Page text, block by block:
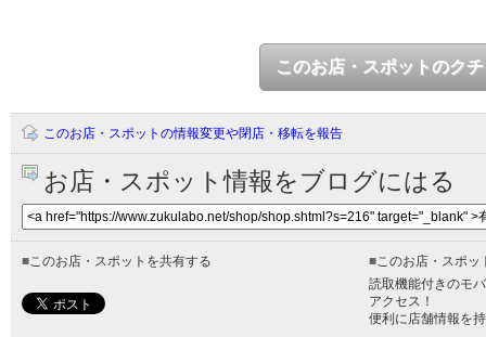
このお店・スポットのク
このお店・スポットの情報変更や閉店・移転を報告
お店・スポット情報をブログにはる
■このお店・スポットを共有する ■このお店・スポッ
読取機能付きのモ
アクセス！
便利に店舗情報を